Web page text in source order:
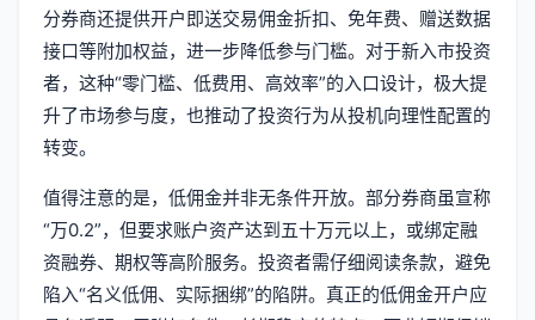
分券商还提供开户即送交易佣金折扣、免年费、赠送数据
接口等附加权益，进一步降低参与门槛。对于新入市投资
者，这种“零门槛、低费用、高效率”的入口设计，极大提
升了市场参与度，也推动了投资行为从投机向理性配置的
转变。
值得注意的是，低佣金并非无条件开放。部分券商虽宣称
“万0.2”，但要求账户资产达到五十万元以上，或绑定融
资融券、期权等高阶服务。投资者需仔细阅读条款，避免
陷入“名义低佣、实际捆绑”的陷阱。真正的低佣金开户应